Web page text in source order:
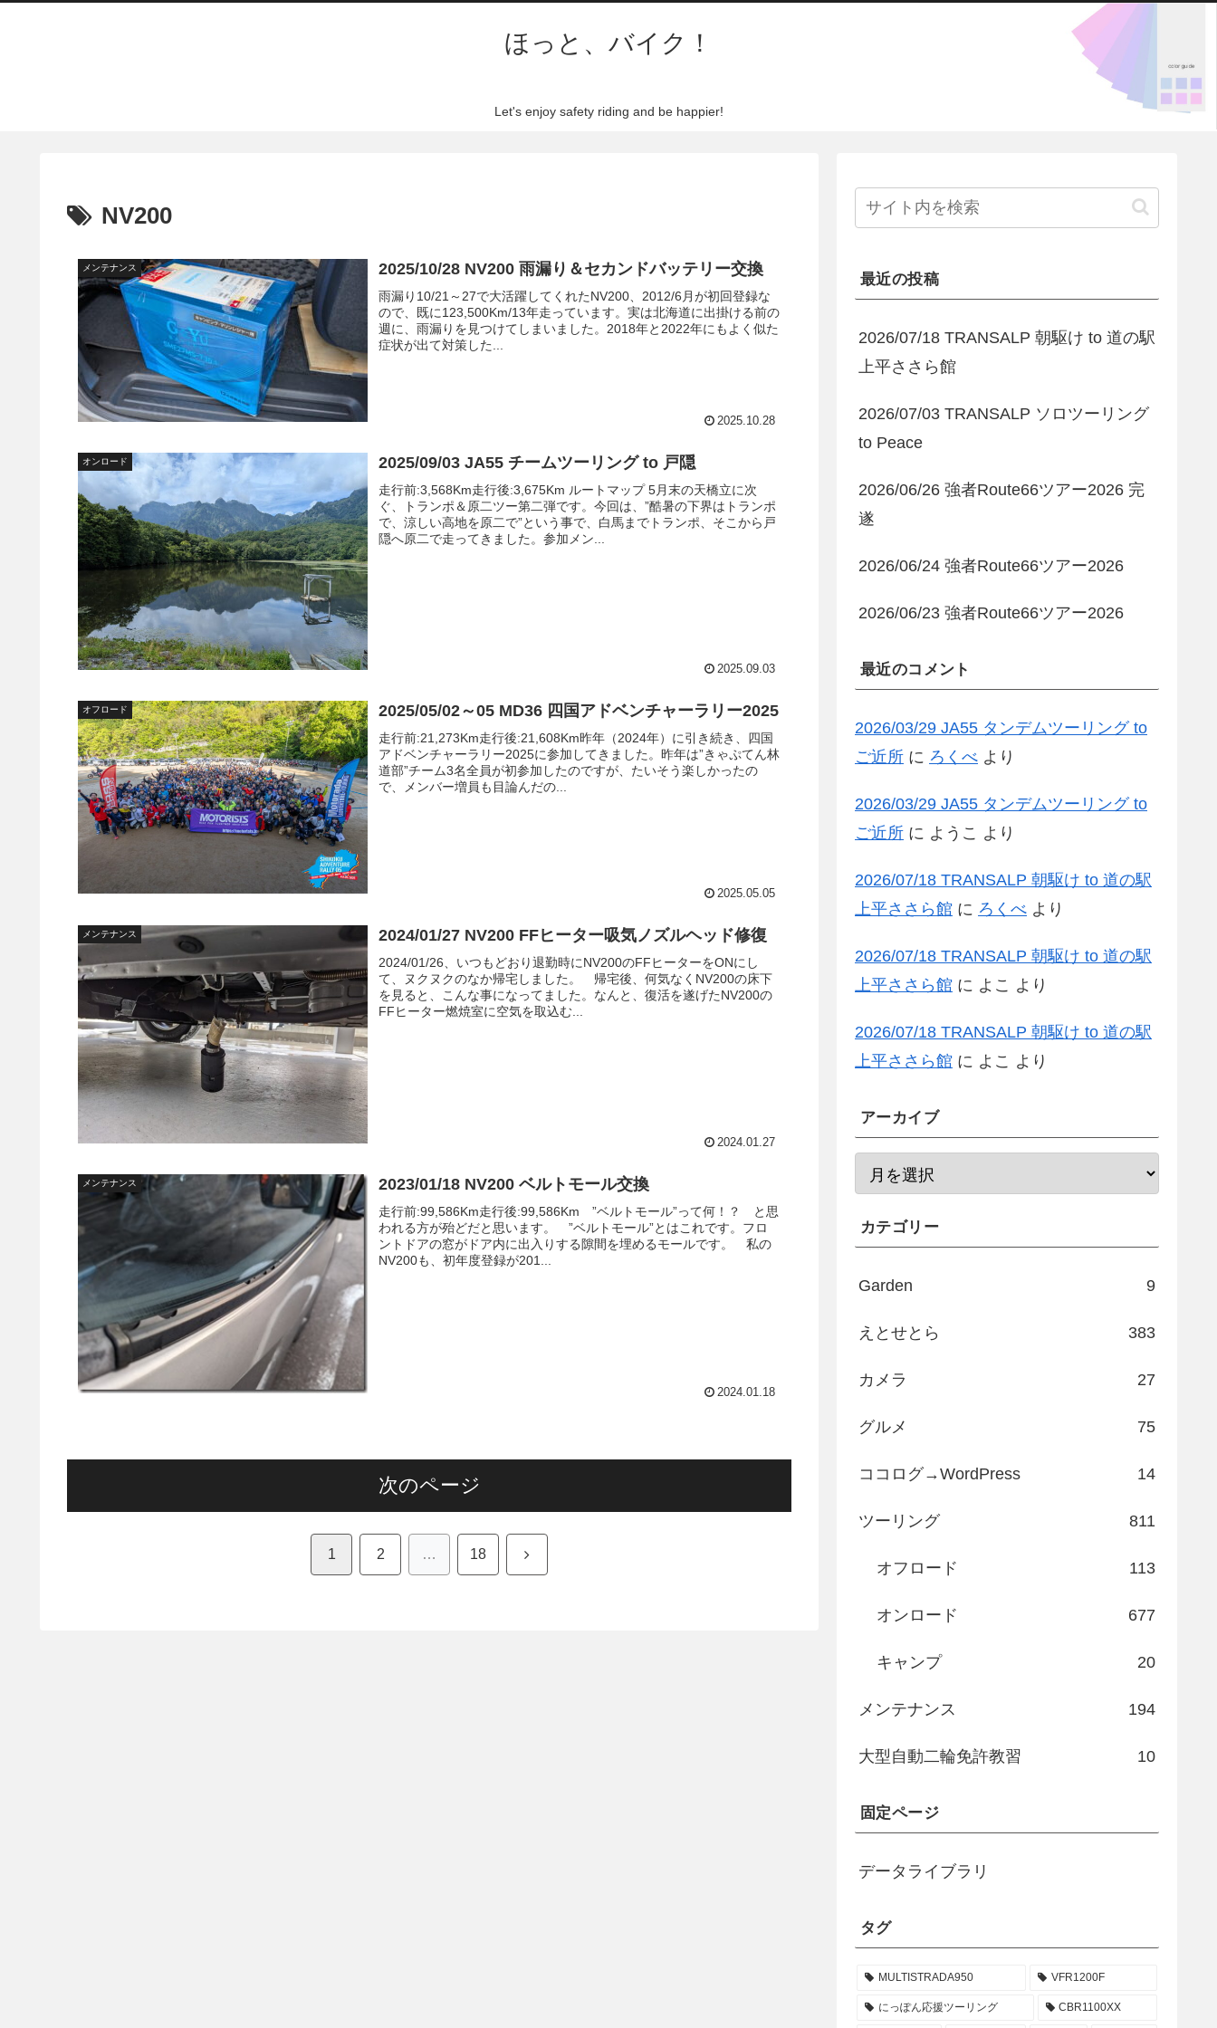
ほっと、バイク！
Let's enjoy safety riding and be happier!
NV200
メンテナンス 2025/10/28 NV200 雨漏り＆セカンドバッテリー交換
雨漏り10/21～27で大活躍してくれたNV200、2012/6月が初回登録な
ので、既に123,500Km/13年走っています。実は北海道に出掛ける前の
週に、雨漏りを見つけてしまいました。2018年と2022年にもよく似た
症状が出て対策した...
2025.10.28
オンロード 2025/09/03 JA55 チームツーリング to 戸隠
走行前:3,568Km走行後:3,675Km ルートマップ 5月末の天橋立に次
ぐ、トランポ＆原二ツー第二弾です。今回は、”酷暑の下界はトランポ
で、涼しい高地を原二で”という事で、白馬までトランポ、そこから戸
隠へ原二で走ってきました。参加メン...
2025.09.03
オフロード 2025/05/02～05 MD36 四国アドベンチャーラリー2025
走行前:21,273Km走行後:21,608Km昨年（2024年）に引き続き、四国
アドベンチャーラリー2025に参加してきました。昨年は”きゃぷてん林
道部”チーム3名全員が初参加したのですが、たいそう楽しかったの
で、メンバー増員も目論んだの...
2025.05.05
メンテナンス 2024/01/27 NV200 FFヒーター吸気ノズルヘッド修復
2024/01/26、いつもどおり退勤時にNV200のFFヒーターをONにし
て、ヌクヌクのなか帰宅しました。 帰宅後、何気なくNV200の床下
を見ると、こんな事になってました。なんと、復活を遂げたNV200の
FFヒーター燃焼室に空気を取込む...
2024.01.27
メンテナンス 2023/01/18 NV200 ベルトモール交換
走行前:99,586Km走行後:99,586Km ”ベルトモール”って何！？ と思
われる方が殆どだと思います。 ”ベルトモール”とはこれです。フロ
ントドアの窓がドア内に出入りする隙間を埋めるモールです。 私の
NV200も、初年度登録が201...
2024.01.18
次のページ
1 2 … 18 次
最近の投稿
2026/07/18 TRANSALP 朝駆け to 道の駅
上平ささら館
2026/07/03 TRANSALP ソロツーリング
to Peace
2026/06/26 強者Route66ツアー2026 完
遂
2026/06/24 強者Route66ツアー2026
2026/06/23 強者Route66ツアー2026
最近のコメント
2026/03/29 JA55 タンデムツーリング to
ご近所 に ろくべ より
2026/03/29 JA55 タンデムツーリング to
ご近所 に ようこ より
2026/07/18 TRANSALP 朝駆け to 道の駅
上平ささら館 に ろくべ より
2026/07/18 TRANSALP 朝駆け to 道の駅
上平ささら館 に よこ より
2026/07/18 TRANSALP 朝駆け to 道の駅
上平ささら館 に よこ より
アーカイブ
カテゴリー
Garden 9
えとせとら 383
カメラ 27
グルメ 75
ココログ→WordPress 14
ツーリング 811
オフロード 113
オンロード 677
キャンプ 20
メンテナンス 194
大型自動二輪免許教習 10
固定ページ
データライブラリ
タグ
MULTISTRADA950 VFR1200F
にっぽん応援ツーリング CBR1100XX